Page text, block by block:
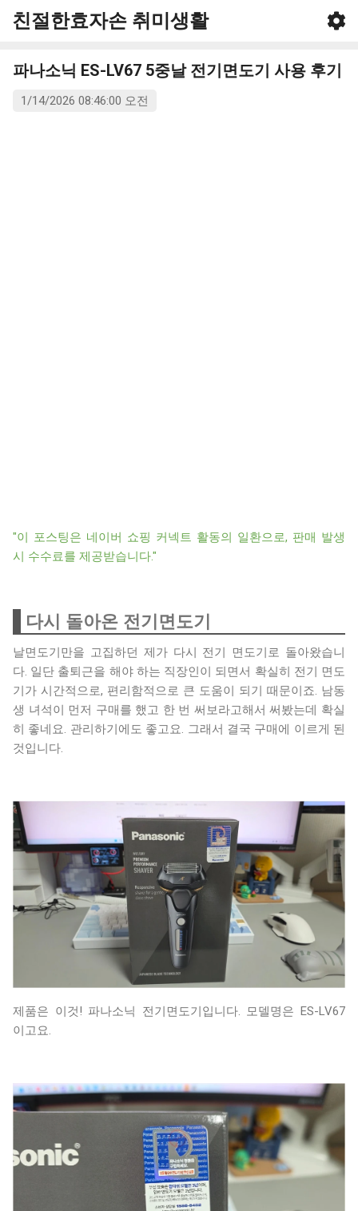
기본 콘텐츠로 건너뛰기
친절한효자손 취미생활
파나소닉 ES-LV67 5중날 전기면도기 사용 후기
1/14/2026 08:46:00 오전
"이 포스팅은 네이버 쇼핑 커넥트 활동의 일환으로, 판매 발생
시 수수료를 제공받습니다."
다시 돌아온 전기면도기
날면도기만을 고집하던 제가 다시 전기 면도기로 돌아왔습니
다. 일단 출퇴근을 해야 하는 직장인이 되면서 확실히 전기 면도
기가 시간적으로, 편리함적으로 큰 도움이 되기 때문이죠. 남동
생 녀석이 먼저 구매를 했고 한 번 써보라고해서 써봤는데 확실
히 좋네요. 관리하기에도 좋고요. 그래서 결국 구매에 이르게 된
것입니다.
제품은 이것! 파나소닉 전기면도기입니다. 모델명은 ES-LV67
이고요.